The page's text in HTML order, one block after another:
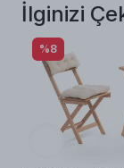
İlginizi
%8